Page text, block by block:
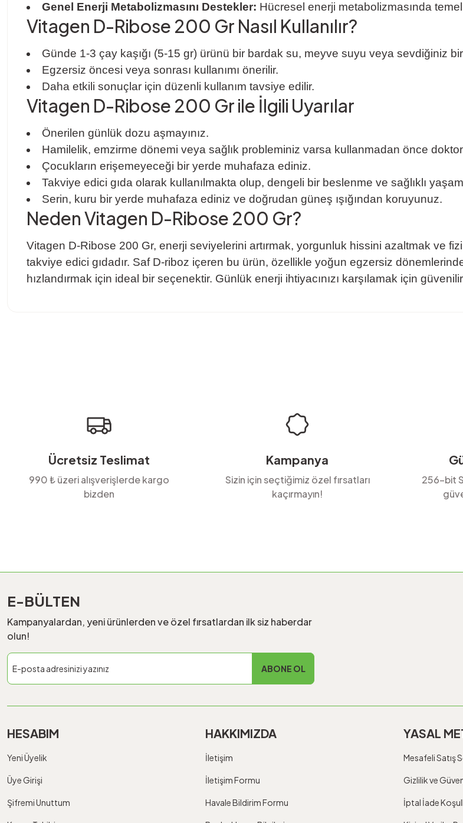
Genel Enerji Metabolizmasını Destekler: Hücresel enerji metabolizmasında
Vitagen D-Ribose 200 Gr Nasıl Kullanılır?
Günde 1-3 çay kaşığı (5-15 gr) ürünü bir bardak su, meyve suyu veya sevdiğiniz
Egzersiz öncesi veya sonrası kullanımı önerilir.
Daha etkili sonuçlar için düzenli kullanım tavsiye edilir.
Vitagen D-Ribose 200 Gr ile İlgili Uyarılar
Önerilen günlük dozu aşmayınız.
Hamilelik, emzirme dönemi veya sağlık probleminiz varsa kullanmadan önce
Çocukların erişemeyeceği bir yerde muhafaza ediniz.
Takviye edici gıda olarak kullanılmakta olup, dengeli bir beslenme ve sağlıklı
Serin, kuru bir yerde muhafaza ediniz ve doğrudan güneş ışığından koruyunuz.
Neden Vitagen D-Ribose 200 Gr?
Vitagen D-Ribose 200 Gr, enerji seviyelerini artırmak, yorgunluk hissini azaltmak ve
takviye edici gıdadır. Saf D-riboz içeren bu ürün, özellikle yoğun egzersiz
hızlandırmak için ideal bir seçenektir. Günlük enerji ihtiyacınızı karşılamak için
Bu ürüne benzer farklı alternatifler olmalı.
Ücretsiz Teslimat
990 ₺ üzeri alışverişlerde kargo
bizden
Kampanya
Sizin için seçtiğimiz özel fırsatları
kaçırmayın!
256-bit
E-BÜLTEN
Kampanyalardan, yeni ürünlerden ve özel fırsatlardan ilk siz haberdar
olun!
ABONE OL
HESABIM
Yeni Üyelik
Üye Girişi
Şifremi Unuttum
HAKKIMIZDA
İletişim
İletişim Formu
Havale Bildirim Formu
YASAL
Mesafeli Satış
Gizlilik ve
İptal İade